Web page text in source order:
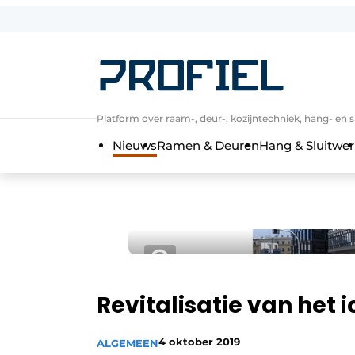
Algemene voorwaarden
Direct contact
Nieuwsbrief
Privacy / Cookie statement
Profiel | Platform over raam-,
Uitnodiging Rondetafelgesprek – 20
Platform over raam-, deur-, kozijntechniek, hang- en
NieuwsRamen & DeurenHang &
Revitalisatie van het
ALGEMEEN4 oktober 2019